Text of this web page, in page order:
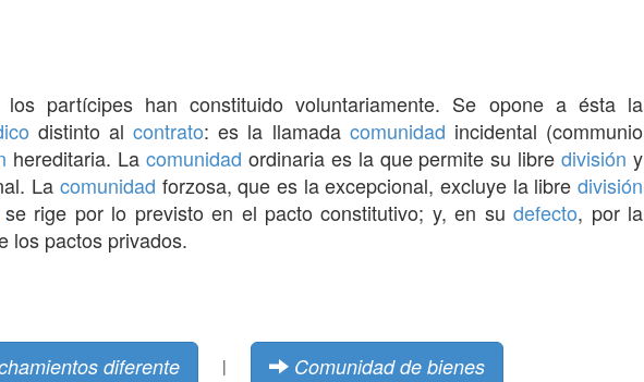
partícipes han constituido voluntariamente. Se opone a ésta la
distinto alcontrato: es la llamada comunidad incidental (communio
hereditaria. Lacomunidad ordinaria es la que permite su libredivisión y
La comunidad forzosa, que es la excepcional, excluye la libre división
rige por lo previsto en el pacto constitutivo; y, en sudefecto, por la
los pactos privados.
diferente | Comunidad de bienes